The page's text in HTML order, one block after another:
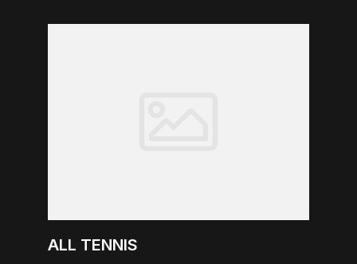
ALL TENNIS